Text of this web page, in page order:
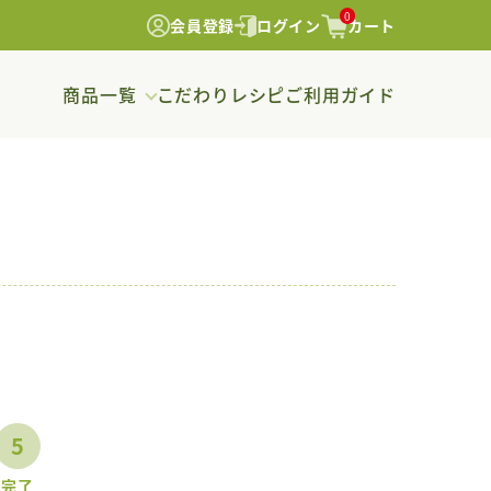
会員登録 ログイン 0カート
商品一覧 こだわり レシピご利用ガイド
5
完了